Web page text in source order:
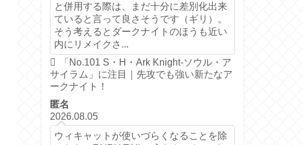
と併用する際は、まだ十分に差別化出来
ていると言って良さそうです（ギリ）。
そう考えるとダークナイトのほうも近い
内にリメイクさ...
「No.101 S・H・Ark Knight-ソウル・ア
サイラム」に注目｜先攻でも強い新たなア
ークナイト！
匿名
2026.08.05
ウィキャットが使いづらくなることを除